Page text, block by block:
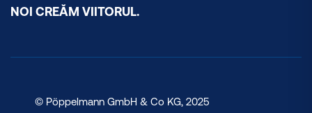
NOI CREĂM VIITORUL.
© Pöppelmann GmbH & Co KG, 2025